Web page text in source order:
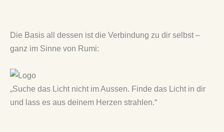
Die Basis all dessen ist die Verbindung zu dir selbst –
ganz im Sinne von Rumi:
„Suche das Licht nicht im Aussen. Finde das Licht in dir
und lass es aus deinem Herzen strahlen.“